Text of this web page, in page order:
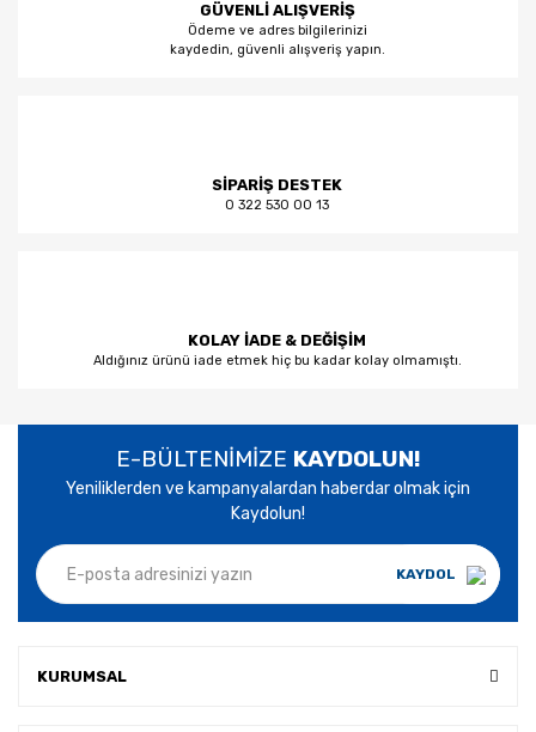
GÜVENLİ ALIŞVERİŞ
Ödeme ve adres bilgilerinizi
kaydedin, güvenli alışveriş yapın.
SİPARİŞ DESTEK
0 322 530 00 13
KOLAY İADE & DEĞİŞİM
Aldığınız ürünü iade etmek hiç bu kadar kolay olmamıştı.
E-BÜLTENİMİZE KAYDOLUN!
Yeniliklerden ve kampanyalardan haberdar olmak için
Kaydolun!
KAYDOL
KURUMSAL